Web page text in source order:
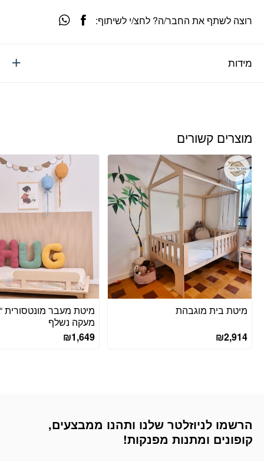
מידות
רוצה לשתף את החבר/ה? לחצ/י לשיתוף:
מוצרים קשורים
מיטת בית מוגבהת
₪2,914
מיטת מעבר מונטסורית
מעקה נשלף
₪1,649
הרשמו לניוזלטר שלנו ותהנו ממבצעים,
קופונים ומתנות מפנקות!
דוא׳׳ל